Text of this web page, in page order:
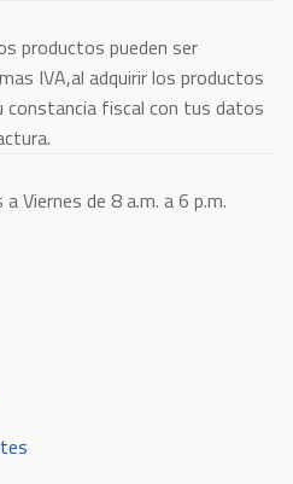
productos pueden ser
IVA,al adquirir los productos
fiscal con tus datos
a Viernes de 8 a.m. a 6 p.m.